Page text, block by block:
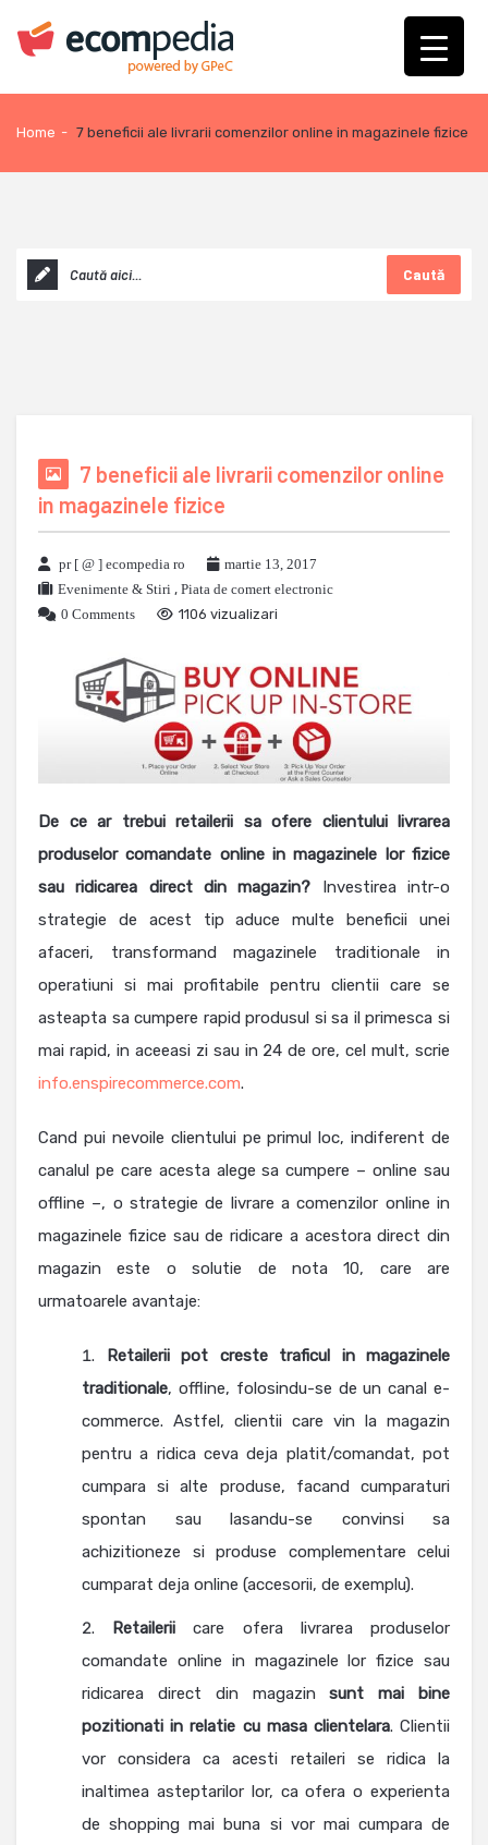
Home - 7 beneficii ale livrarii comenzilor online in magazinele fizice
Caută
7 beneficii ale livrarii comenzilor online
in magazinele fizice
pr [ @ ] ecompedia ro
martie 13, 2017
Evenimente & Stiri , Piata de comert electronic
0 Comments
1106 vizualizari
De ce ar trebui retailerii sa ofere clientului livrarea
produselor comandate online in magazinele lor fizice
sau ridicarea direct din magazin? Investirea intr-o
strategie de acest tip aduce multe beneficii unei
afaceri, transformand magazinele traditionale in
operatiuni si mai profitabile pentru clientii care se
asteapta sa cumpere rapid produsul si sa il primesca si
mai rapid, in aceeasi zi sau in 24 de ore, cel mult, scrie
info.enspirecommerce.com.
Cand pui nevoile clientului pe primul loc, indiferent de
canalul pe care acesta alege sa cumpere – online sau
offline –, o strategie de livrare a comenzilor online in
magazinele fizice sau de ridicare a acestora direct din
magazin este o solutie de nota 10, care are
urmatoarele avantaje:
Retailerii pot creste traficul in magazinele
traditionale, offline, folosindu-se de un canal e-
commerce. Astfel, clientii care vin la magazin
pentru a ridica ceva deja platit/comandat, pot
cumpara si alte produse, facand cumparaturi
spontan sau lasandu-se convinsi sa
achizitioneze si produse complementare celui
cumparat deja online (accesorii, de exemplu).
Retailerii care ofera livrarea produselor
comandate online in magazinele lor fizice sau
ridicarea direct din magazin sunt mai bine
pozitionati in relatie cu masa clientelara. Clientii
vor considera ca acesti retaileri se ridica la
inaltimea asteptarilor lor, ca ofera o experienta
de shopping mai buna si vor mai cumpara de